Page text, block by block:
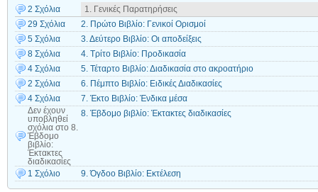
2 Σχόλια
1. Γενικές Παρατηρήσεις
29 Σχόλια
2. Πρώτο Βιβλίο: Γενικοί Ορισμοί
5 Σχόλια
3. Δεύτερο Βιβλίο: Οι αποδείξεις
8 Σχόλια
4. Τρίτο Βιβλίο: Προδικασία
4 Σχόλια
5. Τέταρτο Βιβλίο: Διαδικασία στο ακροατήριο
2 Σχόλια
6. Πέμπτο Βιβλίο: Ειδικές Διαδικασίες
4 Σχόλια
7. Έκτο Βιβλίο: Ένδικα μέσα
Δεν έχουν
υποβληθεί
σχόλια στο 8.
Έβδομο
βιβλίο:
Έκτακτες
διαδικασίες
8. Έβδομο βιβλίο: Έκτακτες διαδικασίες
1 Σχόλιο 9. Όγδοο Βιβλίο: Εκτέλεση